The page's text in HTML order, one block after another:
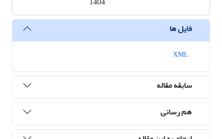
فایل ها
سابقه مقاله
هم رسانی